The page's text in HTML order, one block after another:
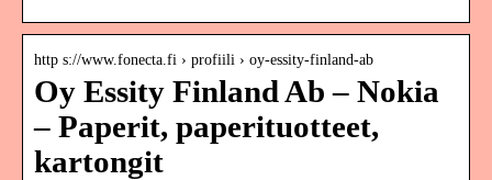
http s://www.fonecta.fi › profiili › oy-essity-finland-ab
Oy Essity Finland Ab – Nokia
– Paperit, paperituotteet,
kartongit